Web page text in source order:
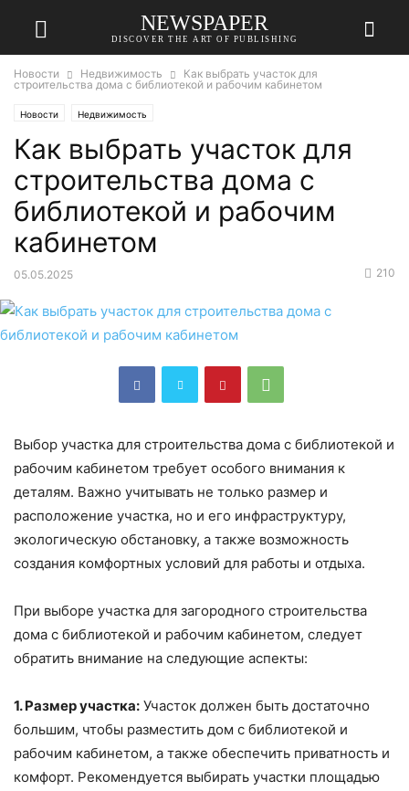
NEWSPAPER
DISCOVER THE ART OF PUBLISHING
Новости Недвижимость
Как выбрать участок для
строительства дома с библиотекой и рабочим кабинетом
Новости Недвижимость
Как выбрать участок для
строительства дома с
библиотекой и рабочим
кабинетом
05.05.2025 210
Выбор участка для строительства дома с библиотекой и
рабочим кабинетом требует особого внимания к
деталям. Важно учитывать не только размер и
расположение участка, но и его инфраструктуру,
экологическую обстановку, а также возможность
создания комфортных условий для работы и отдыха.
При выборе участка для загородного строительства
дома с библиотекой и рабочим кабинетом, следует
обратить внимание на следующие аспекты:
1. Размер участка: Участок должен быть достаточно
большим, чтобы разместить дом с библиотекой и
рабочим кабинетом, а также обеспечить приватность и
комфорт. Рекомендуется выбирать участки площадью